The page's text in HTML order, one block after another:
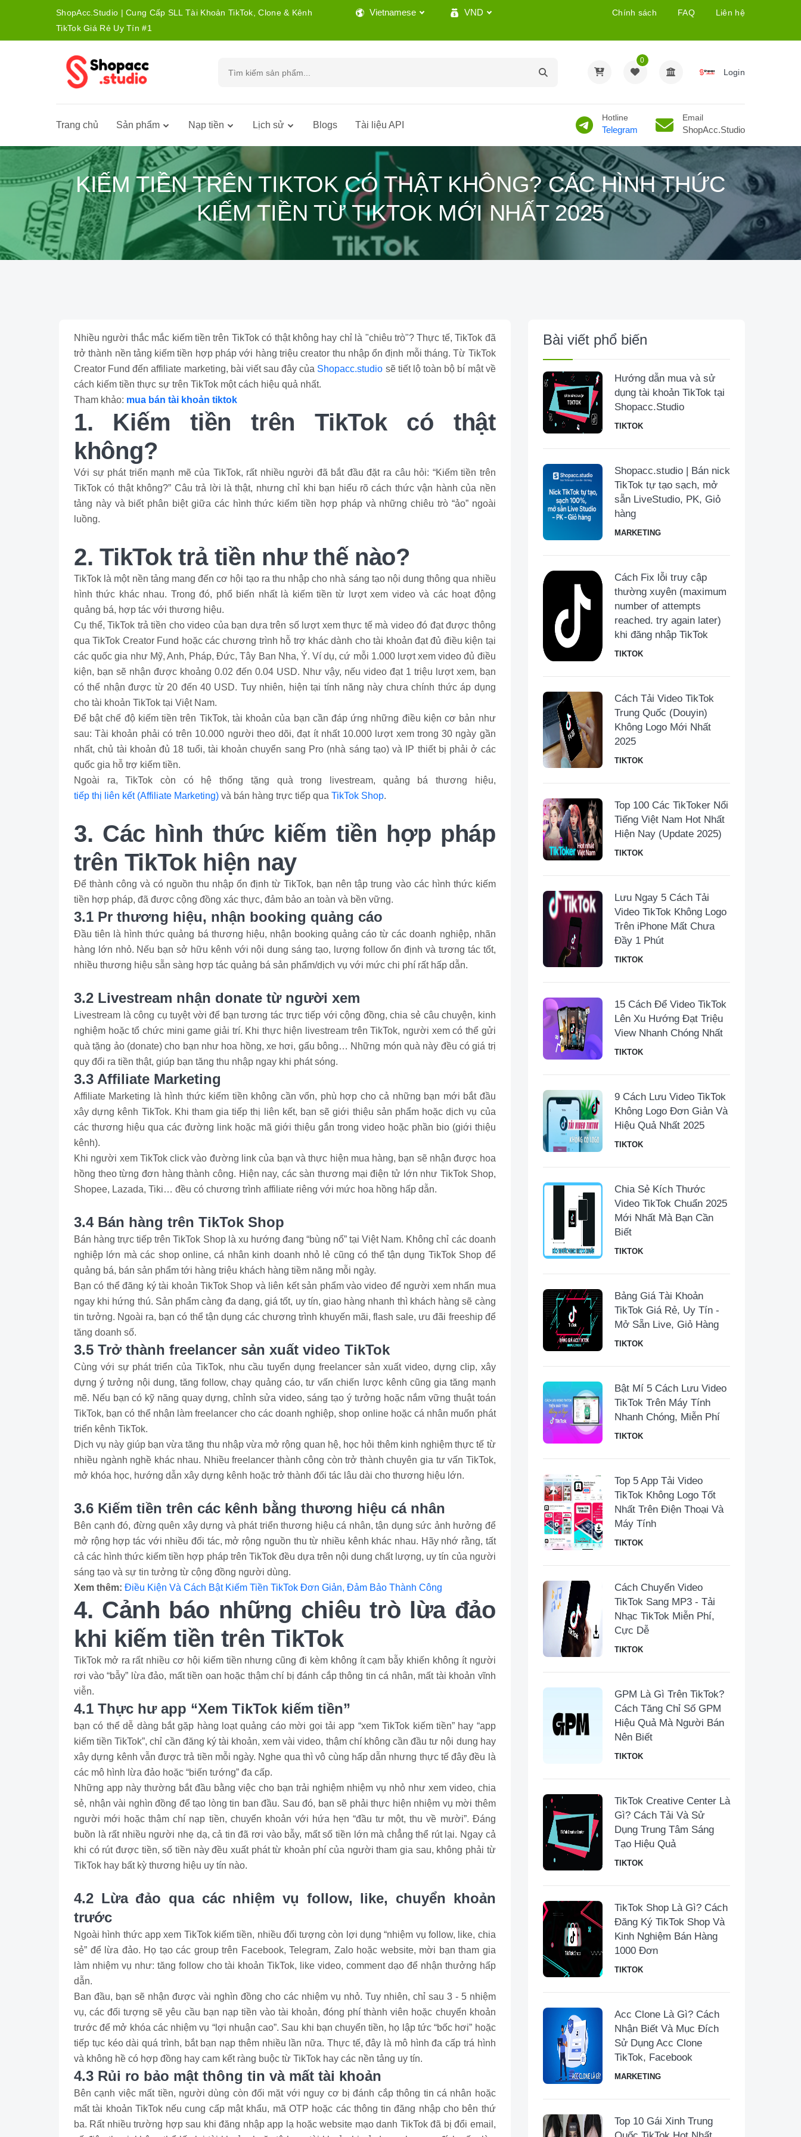
ShopAcc.Studio | Cung Cấp SLL Tài Khoản TikTok, Clone & Kênh
TikTok Giá Rẻ Uy Tín #1
Vietnamese VND Chính sách FAQ Liên hệ
0
Login
Trang chủ Sản phẩm Nạp tiền Lịch sử Blogs Tài liệu API
Hotline
Telegram
Email
ShopAcc.Studio
KIẾM TIỀN TRÊN TIKTOK CÓ THẬT KHÔNG? CÁC HÌNH THỨC
KIẾM TIỀN TỪ TIKTOK MỚI NHẤT 2025
Nhiều người thắc mắc kiếm tiền trên TikTok có thật không hay chỉ là "chiêu trò"? Thực tế, TikTok đã
trở thành nền tảng kiếm tiền hợp pháp với hàng triệu creator thu nhập ổn định mỗi tháng. Từ TikTok
Creator Fund đến affiliate marketing, bài viết sau đây của Shopacc.studio sẽ tiết lộ toàn bộ bí mật về
cách kiếm tiền thực sự trên TikTok một cách hiệu quả nhất.
Tham khảo: mua bán tài khoản tiktok
1. Kiếm tiền trên TikTok có thật
không?
Với sự phát triển mạnh mẽ của TikTok, rất nhiều người đã bắt đầu đặt ra câu hỏi: “Kiếm tiền trên
TikTok có thật không?” Câu trả lời là thật, nhưng chỉ khi bạn hiểu rõ cách thức vận hành của nền
tảng này và biết phân biệt giữa các hình thức kiếm tiền hợp pháp và những chiêu trò “ảo” ngoài
luồng.
2. TikTok trả tiền như thế nào?
TikTok là một nền tảng mang đến cơ hội tạo ra thu nhập cho nhà sáng tạo nội dung thông qua nhiều
hình thức khác nhau. Trong đó, phổ biến nhất là kiếm tiền từ lượt xem video và các hoạt động
quảng bá, hợp tác với thương hiệu.
Cụ thể, TikTok trả tiền cho video của bạn dựa trên số lượt xem thực tế mà video đó đạt được thông
qua TikTok Creator Fund hoặc các chương trình hỗ trợ khác dành cho tài khoản đạt đủ điều kiện tại
các quốc gia như Mỹ, Anh, Pháp, Đức, Tây Ban Nha, Ý. Ví dụ, cứ mỗi 1.000 lượt xem video đủ điều
kiện, bạn sẽ nhận được khoảng 0.02 đến 0.04 USD. Như vậy, nếu video đạt 1 triệu lượt xem, bạn
có thể nhận được từ 20 đến 40 USD. Tuy nhiên, hiện tại tính năng này chưa chính thức áp dụng
cho tài khoản TikTok tại Việt Nam.
Để bật chế độ kiếm tiền trên TikTok, tài khoản của bạn cần đáp ứng những điều kiện cơ bản như
sau: Tài khoản phải có trên 10.000 người theo dõi, đạt ít nhất 10.000 lượt xem trong 30 ngày gần
nhất, chủ tài khoản đủ 18 tuổi, tài khoản chuyển sang Pro (nhà sáng tạo) và IP thiết bị phải ở các
quốc gia hỗ trợ kiếm tiền.
Ngoài ra, TikTok còn có hệ thống tặng quà trong livestream, quảng bá thương hiệu,
tiếp thị liên kết (Affiliate Marketing) và bán hàng trực tiếp qua TikTok Shop.
3. Các hình thức kiếm tiền hợp pháp
trên TikTok hiện nay
Để thành công và có nguồn thu nhập ổn định từ TikTok, bạn nên tập trung vào các hình thức kiếm
tiền hợp pháp, đã được cộng đồng xác thực, đảm bảo an toàn và bền vững.
3.1 Pr thương hiệu, nhận booking quảng cáo
Đầu tiên là hình thức quảng bá thương hiệu, nhận booking quảng cáo từ các doanh nghiệp, nhãn
hàng lớn nhỏ. Nếu bạn sở hữu kênh với nội dung sáng tạo, lượng follow ổn định và tương tác tốt,
nhiều thương hiệu sẵn sàng hợp tác quảng bá sản phẩm/dịch vụ với mức chi phí rất hấp dẫn.
3.2 Livestream nhận donate từ người xem
Livestream là công cụ tuyệt vời để bạn tương tác trực tiếp với cộng đồng, chia sẻ câu chuyện, kinh
nghiệm hoặc tổ chức mini game giải trí. Khi thực hiện livestream trên TikTok, người xem có thể gửi
quà tặng ảo (donate) cho bạn như hoa hồng, xe hơi, gấu bông… Những món quà này đều có giá trị
quy đổi ra tiền thật, giúp bạn tăng thu nhập ngay khi phát sóng.
3.3 Affiliate Marketing
Affiliate Marketing là hình thức kiếm tiền không cần vốn, phù hợp cho cả những bạn mới bắt đầu
xây dựng kênh TikTok. Khi tham gia tiếp thị liên kết, bạn sẽ giới thiệu sản phẩm hoặc dịch vụ của
các thương hiệu qua các đường link hoặc mã giới thiệu gắn trong video hoặc phần bio (giới thiệu
kênh).
Khi người xem TikTok click vào đường link của bạn và thực hiện mua hàng, bạn sẽ nhận được hoa
hồng theo từng đơn hàng thành công. Hiện nay, các sàn thương mại điện tử lớn như TikTok Shop,
Shopee, Lazada, Tiki… đều có chương trình affiliate riêng với mức hoa hồng hấp dẫn.
3.4 Bán hàng trên TikTok Shop
Bán hàng trực tiếp trên TikTok Shop là xu hướng đang “bùng nổ” tại Việt Nam. Không chỉ các doanh
nghiệp lớn mà các shop online, cá nhân kinh doanh nhỏ lẻ cũng có thể tận dụng TikTok Shop để
quảng bá, bán sản phẩm tới hàng triệu khách hàng tiềm năng mỗi ngày.
Bạn có thể đăng ký tài khoản TikTok Shop và liên kết sản phẩm vào video để người xem nhấn mua
ngay khi hứng thú. Sản phẩm càng đa dạng, giá tốt, uy tín, giao hàng nhanh thì khách hàng sẽ càng
tin tưởng. Ngoài ra, bạn có thể tận dụng các chương trình khuyến mãi, flash sale, ưu đãi freeship để
tăng doanh số.
3.5 Trở thành freelancer sản xuất video TikTok
Cùng với sự phát triển của TikTok, nhu cầu tuyển dụng freelancer sản xuất video, dựng clip, xây
dựng ý tưởng nội dung, tăng follow, chạy quảng cáo, tư vấn chiến lược kênh cũng gia tăng mạnh
mẽ. Nếu bạn có kỹ năng quay dựng, chỉnh sửa video, sáng tạo ý tưởng hoặc nắm vững thuật toán
TikTok, bạn có thể nhận làm freelancer cho các doanh nghiệp, shop online hoặc cá nhân muốn phát
triển kênh TikTok.
Dịch vụ này giúp bạn vừa tăng thu nhập vừa mở rộng quan hệ, học hỏi thêm kinh nghiệm thực tế từ
nhiều ngành nghề khác nhau. Nhiều freelancer thành công còn trở thành chuyên gia tư vấn TikTok,
mở khóa học, hướng dẫn xây dựng kênh hoặc trở thành đối tác lâu dài cho thương hiệu lớn.
3.6 Kiếm tiền trên các kênh bằng thương hiệu cá nhân
Bên cạnh đó, đừng quên xây dựng và phát triển thương hiệu cá nhân, tận dụng sức ảnh hưởng để
mở rộng hợp tác với nhiều đối tác, mở rộng nguồn thu từ nhiều kênh khác nhau. Hãy nhớ rằng, tất
cả các hình thức kiếm tiền hợp pháp trên TikTok đều dựa trên nội dung chất lượng, uy tín của người
sáng tạo và sự tin tưởng từ cộng đồng người dùng.
Xem thêm: Điều Kiện Và Cách Bật Kiếm Tiền TikTok Đơn Giản, Đảm Bảo Thành Công
4. Cảnh báo những chiêu trò lừa đảo
khi kiếm tiền trên TikTok
TikTok mở ra rất nhiều cơ hội kiếm tiền nhưng cũng đi kèm không ít cạm bẫy khiến không ít người
rơi vào “bẫy” lừa đảo, mất tiền oan hoặc thậm chí bị đánh cắp thông tin cá nhân, mất tài khoản vĩnh
viễn.
4.1 Thực hư app “Xem TikTok kiếm tiền”
bạn có thể dễ dàng bắt gặp hàng loạt quảng cáo mời gọi tải app “xem TikTok kiếm tiền” hay “app
kiếm tiền TikTok”, chỉ cần đăng ký tài khoản, xem vài video, thậm chí không cần đầu tư nội dung hay
xây dựng kênh vẫn được trả tiền mỗi ngày. Nghe qua thì vô cùng hấp dẫn nhưng thực tế đây đều là
các mô hình lừa đảo hoặc “biến tướng” đa cấp.
Những app này thường bắt đầu bằng việc cho bạn trải nghiệm nhiệm vụ nhỏ như xem video, chia
sẻ, nhận vài nghìn đồng để tạo lòng tin ban đầu. Sau đó, bạn sẽ phải thực hiện nhiệm vụ mời thêm
người mới hoặc thậm chí nạp tiền, chuyển khoản với hứa hẹn “đầu tư một, thu về mười”. Đáng
buồn là rất nhiều người nhẹ dạ, cả tin đã rơi vào bẫy, mất số tiền lớn mà chẳng thể rút lại. Ngay cả
khi có rút được tiền, số tiền này đều xuất phát từ khoản phí của người tham gia sau, không phải từ
TikTok hay bất kỳ thương hiệu uy tín nào.
4.2 Lừa đảo qua các nhiệm vụ follow, like, chuyển khoản
trước
Ngoài hình thức app xem TikTok kiếm tiền, nhiều đối tượng còn lợi dụng “nhiệm vụ follow, like, chia
sẻ” để lừa đảo. Họ tạo các group trên Facebook, Telegram, Zalo hoặc website, mời bạn tham gia
làm nhiệm vụ như: tăng follow cho tài khoản TikTok, like video, comment dạo để nhận thưởng hấp
dẫn.
Ban đầu, bạn sẽ nhận được vài nghìn đồng cho các nhiệm vụ nhỏ. Tuy nhiên, chỉ sau 3 - 5 nhiệm
vụ, các đối tượng sẽ yêu cầu bạn nạp tiền vào tài khoản, đóng phí thành viên hoặc chuyển khoản
trước để mở khóa các nhiệm vụ “lợi nhuận cao”. Sau khi bạn chuyển tiền, họ lập tức “bốc hơi” hoặc
tiếp tục kéo dài quá trình, bắt bạn nạp thêm nhiều lần nữa. Thực tế, đây là mô hình đa cấp trá hình
và không hề có hợp đồng hay cam kết ràng buộc từ TikTok hay các nền tảng uy tín.
4.3 Rủi ro bảo mật thông tin và mất tài khoản
Bên cạnh việc mất tiền, người dùng còn đối mặt với nguy cơ bị đánh cắp thông tin cá nhân hoặc
mất tài khoản TikTok nếu cung cấp mật khẩu, mã OTP hoặc các thông tin đăng nhập cho bên thứ
ba. Rất nhiều trường hợp sau khi đăng nhập app lạ hoặc website mạo danh TikTok đã bị đổi email,
Bài viết phổ biến
Hướng dẫn mua và sử
dụng tài khoản TikTok tại
Shopacc.Studio
TIKTOK
Shopacc.studio | Bán nick
TikTok tự tạo sạch, mở
sẵn LiveStudio, PK, Giỏ
hàng
MARKETING
Cách Fix lỗi truy cập
thường xuyên (maximum
number of attempts
reached. try again later)
khi đăng nhập TikTok
TIKTOK
Cách Tải Video TikTok
Trung Quốc (Douyin)
Không Logo Mới Nhất
2025
TIKTOK
Top 100 Các TikToker Nổi
Tiếng Việt Nam Hot Nhất
Hiện Nay (Update 2025)
TIKTOK
Lưu Ngay 5 Cách Tải
Video TikTok Không Logo
Trên iPhone Mất Chưa
Đầy 1 Phút
TIKTOK
15 Cách Để Video TikTok
Lên Xu Hướng Đạt Triệu
View Nhanh Chóng Nhất
TIKTOK
9 Cách Lưu Video TikTok
Không Logo Đơn Giản Và
Hiệu Quả Nhất 2025
TIKTOK
Chia Sẻ Kích Thước
Video TikTok Chuẩn 2025
Mới Nhất Mà Bạn Cần
Biết
TIKTOK
Bảng Giá Tài Khoản
TikTok Giá Rẻ, Uy Tín -
Mở Sẵn Live, Giỏ Hàng
TIKTOK
Bật Mí 5 Cách Lưu Video
TikTok Trên Máy Tính
Nhanh Chóng, Miễn Phí
TIKTOK
Top 5 App Tải Video
TikTok Không Logo Tốt
Nhất Trên Điện Thoại Và
Máy Tính
TIKTOK
Cách Chuyển Video
TikTok Sang MP3 - Tải
Nhạc TikTok Miễn Phí,
Cực Dễ
TIKTOK
GPM Là Gì Trên TikTok?
Cách Tăng Chỉ Số GPM
Hiệu Quả Mà Người Bán
Nên Biết
TIKTOK
TikTok Creative Center Là
Gì? Cách Tải Và Sử
Dụng Trung Tâm Sáng
Tạo Hiệu Quả
TIKTOK
TikTok Shop Là Gì? Cách
Đăng Ký TikTok Shop Và
Kinh Nghiệm Bán Hàng
1000 Đơn
TIKTOK
Acc Clone Là Gì? Cách
Nhận Biết Và Mục Đích
Sử Dụng Acc Clone
TikTok, Facebook
MARKETING
Top 10 Gái Xinh Trung